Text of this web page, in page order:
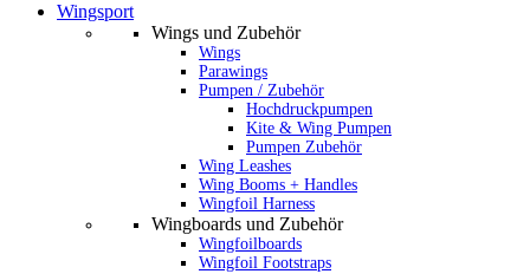
Wingsport
Wings und Zubehör
Wings
Parawings
Pumpen / Zubehör
Hochdruckpumpen
Kite & Wing Pumpen
Pumpen Zubehör
Wing Leashes
Wing Booms + Handles
Wingfoil Harness
Wingboards und Zubehör
Wingfoilboards
Wingfoil Footstraps